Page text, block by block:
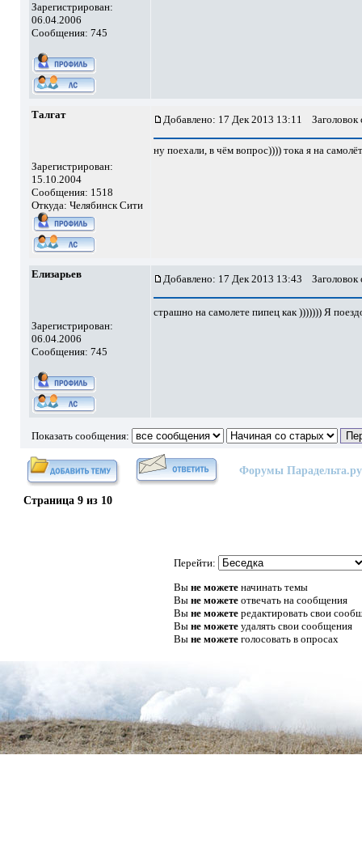
Зарегистрирован:
06.04.2006
Сообщения: 745
Талгат
Зарегистрирован:
15.10.2004
Сообщения: 1518
Откуда: Челябинск Сити
Добавлено: 17 Дек 2013 13:11
ну поехали, в чём вопрос)))) тока я на
Елизарьев
Зарегистрирован:
06.04.2006
Сообщения: 745
Добавлено: 17 Дек 2013 13:43
страшно на самолете пипец как ))))))) Я
Показать сообщения:
Форумы Парадельта.ру
Страница 9из 10
Перейти:
Вы не можетеначинать темы
Вы не можетеотвечать на сообщения
Вы не можетередактировать свои
Вы не можетеудалять свои сообщения
Вы не можетеголосовать в опросах